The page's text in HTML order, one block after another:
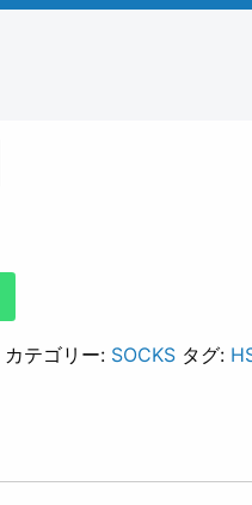
カテゴリー: SOCKS タグ: